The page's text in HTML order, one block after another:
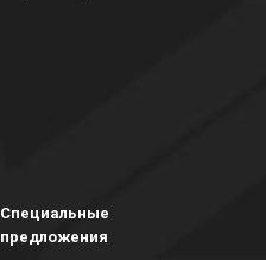
Специальные
предложения